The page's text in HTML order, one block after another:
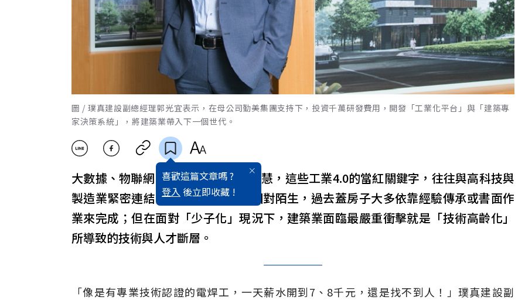
圖 / 璞真建設副總經理郭光宜表示，在母公司勤美集團支持下，投資千萬研發費用，開發「工業化平台」與「建築專
家決策系統」，將建築業帶入下一個世代。
喜歡這篇文章嗎 ?
登入 後立即收藏 !
大數據、物聯網、雲端運算、人工智慧，這些工業4.0的當紅關鍵字，往往與高科技與
製造業緊密連結，對建築業來說卻相對陌生，過去蓋房子大多依靠經驗傳承或書面作
業來完成；但在面對「少子化」現況下，建築業面臨最嚴重衝擊就是「技術高齡化」
所導致的技術與人才斷層。
「像是有專業技術認證的電焊工，一天薪水開到7、8千元，還是找不到人！」璞真建設副